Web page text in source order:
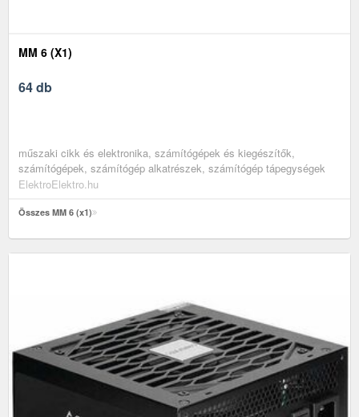
MM 6 (X1)
64 db
műszaki cikk és elektronika, számítógépek és kiegészítők,
számítógépek, számítógép alkatrészek, számítógép tápegységek
ElektroElektro.hu
Összes MM 6 (x1)